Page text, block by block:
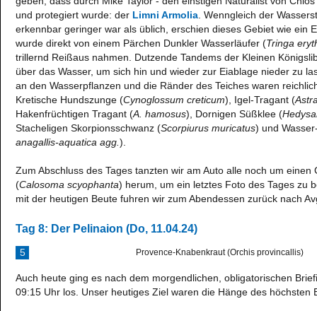
und protegiert wurde: der Limni Armolia . Wenngleich der
erkennbar geringer war als üblich, erschien dieses Gebiet wie ein
wurde direkt von einem Pärchen Dunkler Wasserläufer (Tringa
trillernd Reißaus nahmen. Dutzende Tandems der Kleinen
über das Wasser, um sich hin und wieder zur Eiablage nieder zu
an den Wasserpflanzen und die Ränder des Teiches waren
Kretische Hundszunge (Cynoglossum creticum), Igel-Tragant (
Hakenfrüchtigen Tragant (A. hamosus), Dornigen Süßklee (
Stacheligen Skorpionsschwanz (Scorpiurus muricatus) und
anagallis-aquatica agg. ).
Zum Abschluss des Tages tanzten wir am Auto alle noch um
(Calosoma scyophanta) herum, um ein letztes Foto des Tages zu
mit der heutigen Beute fuhren wir zum Abendessen zurück nach
Tag 8: Der Pelinaion (Do, 11.04.24)
5 Provence-Knabenkraut (Orchis provincallis)
Auch heute ging es nach dem morgendlichen, obligatorischen
09:15 Uhr los. Unser heutiges Ziel waren die Hänge des höchsten